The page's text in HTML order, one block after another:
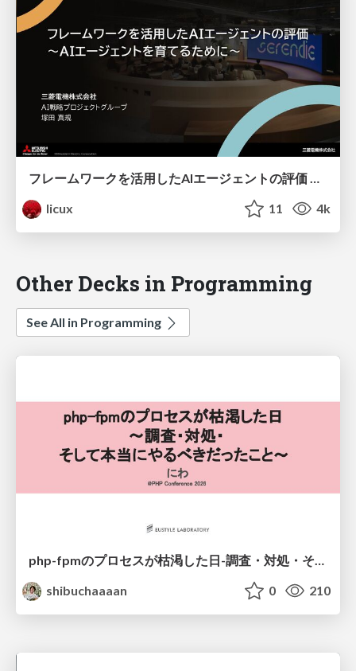
フレームワークを活用したAIエージェントの評価 ～AIエージェントを育てるために～
licux
11 4k
Other Decks in Programming
See All in Programming
shibuchaaaan
0 210